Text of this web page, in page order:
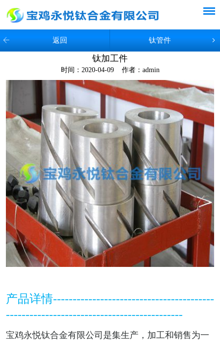
返回 钛管件
钛加工件
时间：2020-04-09 作者：admin
产品详情-----------------------------------------
---------------------------------------------
宝鸡永悦钛合金有限公司 是集生产，加工和销售为一